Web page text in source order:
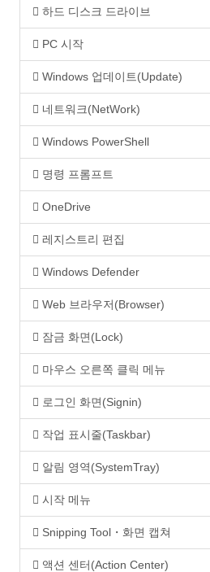
하드 디스크 드라이브
PC 시작
Windows 업데이트(Update)
네트워크(NetWork)
Windows PowerShell
명령 프롬프트
OneDrive
레지스트리 편집
Windows Defender
Web 브라우저(Browser)
잠금 화면(Lock)
마우스 오른쪽 클릭 메뉴
로그인 화면(Signin)
작업 표시줄(Taskbar)
알림 영역(SystemTray)
시작 메뉴
Snipping Tool・화면 캡쳐
액션 센터(Action Center)